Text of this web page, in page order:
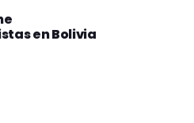
en Bolivia